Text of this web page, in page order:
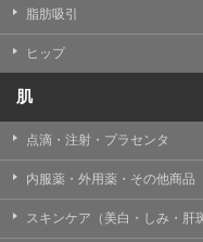
【個人情報の管理体制
TCBグループは、取
に蓄積・保管し、当
失・破壊・改ざんお
【個人情報の共同利用
TCBグループは、【
得情報を共同して利用
なお、共同利用にあ
アライアンスが個人
脂肪吸引
ヒップ
肌
点滴・注射・プラセンタ
内服薬・外用薬・その他商品
スキンケア（美白・しみ・肝